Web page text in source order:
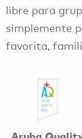
libre para
simplemente
favorita,